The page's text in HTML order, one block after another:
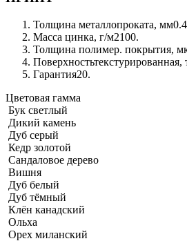
Толщина металлопроката, мм
Масса цинка, г/м2100.
Толщина полимер. покрытия,
Поверхностьтекстурированная,
Гарантия20.
Цветовая гамма
Бук светлый
Дикий камень
Дуб серый
Кедр золотой
Сандаловое дерево
Вишня
Дуб белый
Дуб тёмный
Клён канадский
Ольха
Орех миланский